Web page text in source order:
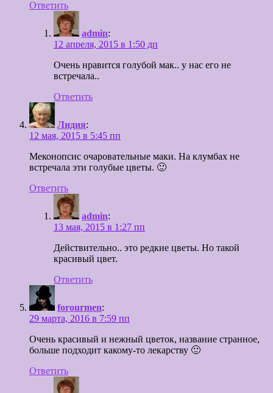
Ответить
admin:
12 апреля, 2015 в 1:50 дп
Очень нравится голубой мак.. у нас его не
встречала..
Ответить
Лидия:
12 мая, 2015 в 5:45 пп
Меконопсис очаровательные маки. На клумбах не
встречала эти голубые цветы. 🙂
Ответить
admin:
13 мая, 2015 в 1:27 пп
Действительно.. это редкие цветы. Но такой
красивый цвет.
Ответить
forourmen:
29 марта, 2016 в 7:59 пп
Очень красивый и нежный цветок, название странное,
больше подходит какому-то лекарству 🙂
Ответить